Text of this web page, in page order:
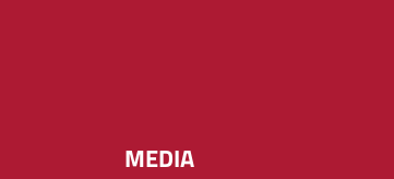
MEDIA